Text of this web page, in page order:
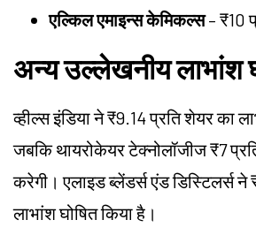
एल्किल एमाइन्स केमिकल्स– ₹10
अन्य उल्लेखनीय लाभांश
व्हील्स इंडिया ने ₹9.14 प्रति शेयर का
जबकि थायरोकेयर टेक्नोलॉजीज ₹7
करेगी। एलाइड ब्लेंडर्स एंड डिस्टिलर्स
लाभांश घोषित किया है।